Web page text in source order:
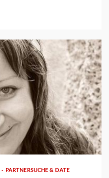
PARTNERSUCHE & DATE